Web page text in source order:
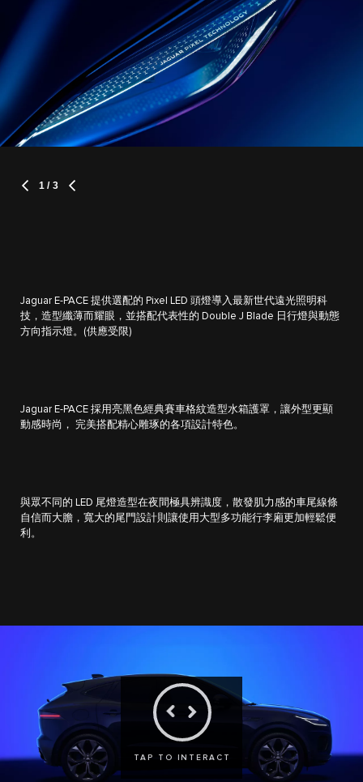
1 / 3
Jaguar E-PACE 提供選配的 Pixel LED 頭燈導入最新世代遠光照明科
技，造型纖薄而耀眼，並搭配代表性的 Double J Blade 日行燈與動態
方向指示燈。(供應受限)
Jaguar E-PACE 採用亮黑色經典賽車格紋造型水箱護罩，讓外型更顯
動感時尚， 完美搭配精心雕琢的各項設計特色。
與眾不同的 LED 尾燈造型在夜間極具辨識度，散發肌力感的車尾線條
自信而大膽，寬大的尾門設計則讓使用大型多功能行李廂更加輕鬆便
利。
TAP TO INTERACT